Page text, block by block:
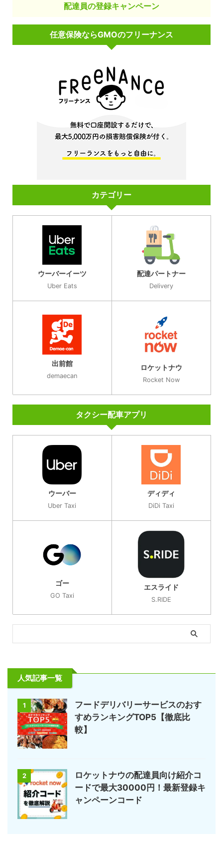
配達員の登録キャンペーン
任意保険ならGMOのフリーナンス
カテゴリー
ウーバーイーツ
Uber Eats
配達パートナー
Delivery
出前館
demaecan
ロケットナウ
Rocket Now
タクシー配車アプリ
ウーバー
Uber Taxi
ディディ
DiDi Taxi
ゴー
GO Taxi
エスライド
S.RIDE
人気記事一覧
1
フードデリバリーサービスのおす
すめランキングTOP5【徹底比
較】
2
ロケットナウの配達員向け紹介コ
ードで最大30000円！最新登録キ
ャンペーンコード